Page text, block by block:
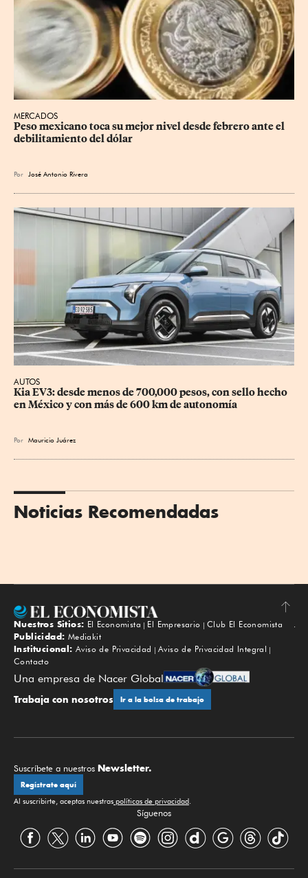
MERCADOS
Peso mexicano toca su mejor nivel desde febrero ante el
debilitamiento del dólar
Por José Antonio Rivera
AUTOS
Kia EV3: desde menos de 700,000 pesos, con sello hecho
en México y con más de 600 km de autonomía
Por Mauricio Juárez
Noticias Recomendadas
Subir
Nuestros Sitios: El Economista El Empresario
Club El Economista
Publicidad: Mediakit
Institucional: Aviso de Privacidad
Aviso de Privacidad Integral
Contacto
Una empresa de Nacer Global
Trabaja con nosotros Ir a la bolsa de trabajo
Suscríbete a nuestros Newsletter.
Regístrate aquí
Al suscribirte, aceptas nuestras políticas de privacidad.
Síguenos